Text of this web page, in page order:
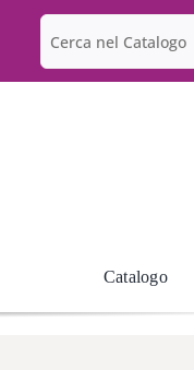
Cerca
per:
Catalogo